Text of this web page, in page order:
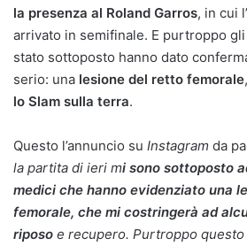
la presenza al Roland Garros, in cui
arrivato in semifinale. E purtroppo
stato sottoposto hanno dato
serio: una lesione del retto femorale
lo Slam sulla terra.
Questo l’annuncio su Instagram da
la partita di ieri mi sono sottoposto
medici che hanno evidenziato una
femorale, che mi costringerà ad
riposo e recupero. Purtroppo questo